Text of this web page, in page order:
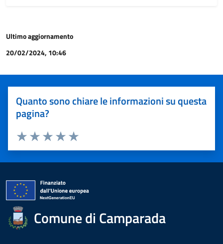
Ultimo aggiornamento
20/02/2024, 10:46
Quanto sono chiare le informazioni su questa
pagina?
Valuta 5 stelle su 5
Valuta 4 stelle su 5
Valuta 3 stelle su 5
Valuta 2 stelle su 5
Valuta 1 stelle su 5
Comune di Camparada